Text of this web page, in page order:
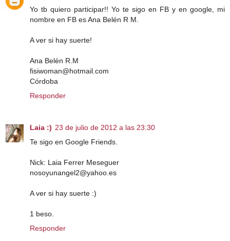
Yo tb quiero participar!! Yo te sigo en FB y en google, mi
nombre en FB es Ana Belén R M.
A ver si hay suerte!
Ana Belén R.M
fisiwoman@hotmail.com
Córdoba
Responder
Laia :) 23 de julio de 2012 a las 23:30
Te sigo en Google Friends.
Nick: Laia Ferrer Meseguer
nosoyunangel2@yahoo.es
A ver si hay suerte :)
1 beso.
Responder